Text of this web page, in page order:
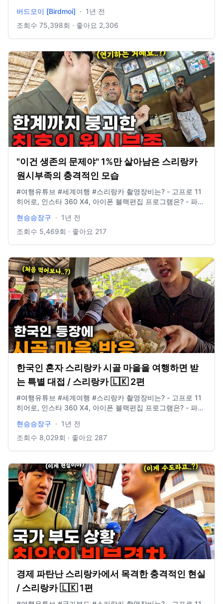
비] 🎥Camera : Insta360 X3, Gopro12, Iphone14 pro, DJI
neo 🎵Music provided by Artlist
버드모이 [Birdmoi] · 1년 전
조회수 75,398회 · 좋아요 2,306
"이건 생존의 문제야" 1%만 살아남은 스리랑카
원시부족의 충격적인 모습
#여행유튜브 #세계여행 #스리랑카 촬영장비는? - 고프로 11
히어로, 인스타 360 X4, 아이폰 블랙편집 프로그램은? - 파이
idclrlrlcks@naver.com
현승승장구 · 1년 전
조회수 5,469회 · 좋아요 217
한국인 혼자 스리랑카 시골 마을을 여행하면 받
는 특별 대접 / 스리랑카 🇱🇰 2편
#여행유튜브 #세계여행 #스리랑카 촬영장비는? - 고프로 11
히어로, 인스타 360 X4, 아이폰 블랙편집 프로그램은? - 파이
idclrlrlcks@naver.com
현승승장구 · 1년 전
조회수 8,029회 · 좋아요 287
경제 파탄난 스리랑카에서 목격한 충격적인 현실
/ 스리랑카 🇱🇰 1편